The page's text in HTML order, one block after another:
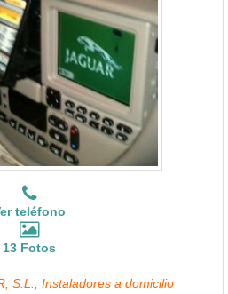
teléfono
13 Fotos
S.L., Instaladores a domicilio